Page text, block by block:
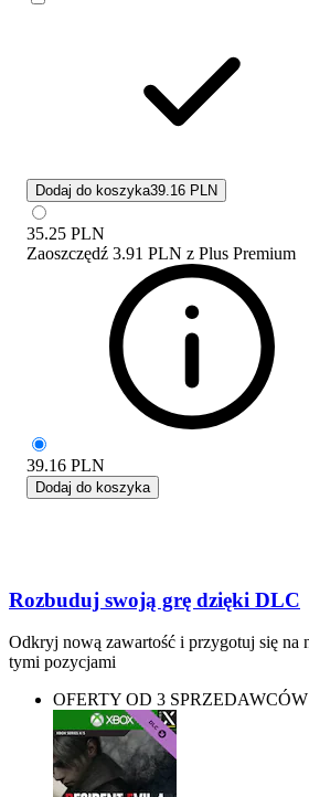
Dodaj do koszyka39.16 PLN
35.25 PLN
Zaoszczędź 3.91 PLN z Plus Premium
39.16 PLN
Dodaj do koszyka
Rozbuduj swoją grę dzięki DLC
Odkryj nową zawartość i przygotuj się na
tymi pozycjami
OFERTY OD 3 SPRZEDAWCÓW